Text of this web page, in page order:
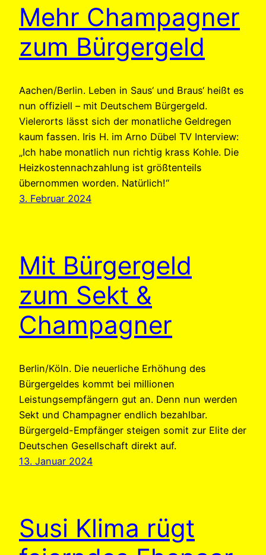
Mehr Champagner
zum Bürgergeld
Aachen/Berlin. Leben in Saus‘ und Braus‘ heißt es
nun offiziell – mit Deutschem Bürgergeld.
Vielerorts lässt sich der monatliche Geldregen
kaum fassen. Iris H. im Arno Dübel TV Interview:
„Ich habe monatlich nun richtig krass Kohle. Die
Heizkostennachzahlung ist größtenteils
übernommen worden. Natürlich!“
3. Februar 2024
Mit Bürgergeld
zum Sekt &
Champagner
Berlin/Köln. Die neuerliche Erhöhung des
Bürgergeldes kommt bei millionen
Leistungsempfängern gut an. Denn nun werden
Sekt und Champagner endlich bezahlbar.
Bürgergeld-Empfänger steigen somit zur Elite der
Deutschen Gesellschaft direkt auf.
13. Januar 2024
Susi Klima rügt